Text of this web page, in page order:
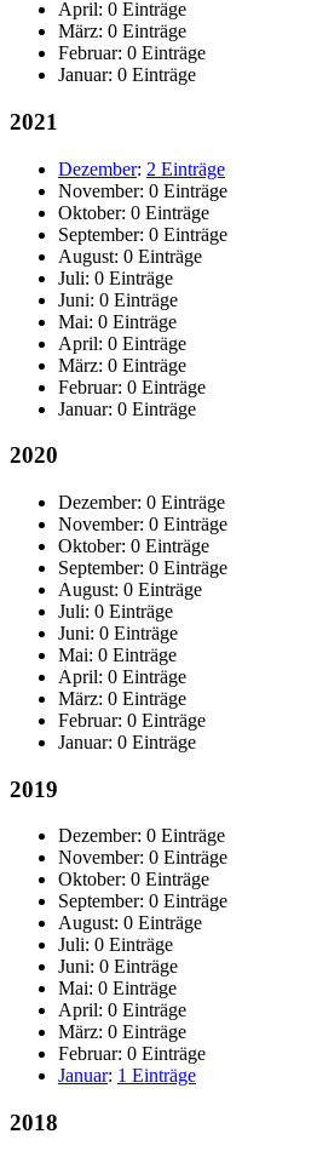
April: 0 Einträge
März: 0 Einträge
Februar: 0 Einträge
Januar: 0 Einträge
2021
Dezember: 2 Einträge
November: 0 Einträge
Oktober: 0 Einträge
September: 0 Einträge
August: 0 Einträge
Juli: 0 Einträge
Juni: 0 Einträge
Mai: 0 Einträge
April: 0 Einträge
März: 0 Einträge
Februar: 0 Einträge
Januar: 0 Einträge
2020
Dezember: 0 Einträge
November: 0 Einträge
Oktober: 0 Einträge
September: 0 Einträge
August: 0 Einträge
Juli: 0 Einträge
Juni: 0 Einträge
Mai: 0 Einträge
April: 0 Einträge
März: 0 Einträge
Februar: 0 Einträge
Januar: 0 Einträge
2019
Dezember: 0 Einträge
November: 0 Einträge
Oktober: 0 Einträge
September: 0 Einträge
August: 0 Einträge
Juli: 0 Einträge
Juni: 0 Einträge
Mai: 0 Einträge
April: 0 Einträge
März: 0 Einträge
Februar: 0 Einträge
Januar: 1 Einträge
2018